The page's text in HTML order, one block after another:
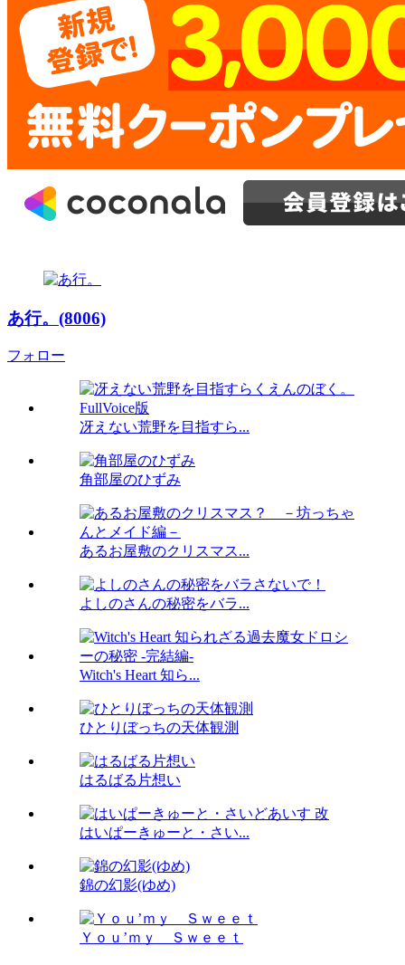
あ行。(8006)
フォロー
冴えない荒野を目指すら...
角部屋のひずみ
あるお屋敷のクリスマス...
よしのさんの秘密をバラ...
Witch's Heart 知ら...
ひとりぼっちの天体観測
はるばる片想い
はいぱーきゅーと・さい...
錦の幻影(ゆめ)
Ｙｏｕ’ｍｙ Ｓｗｅｅｔ